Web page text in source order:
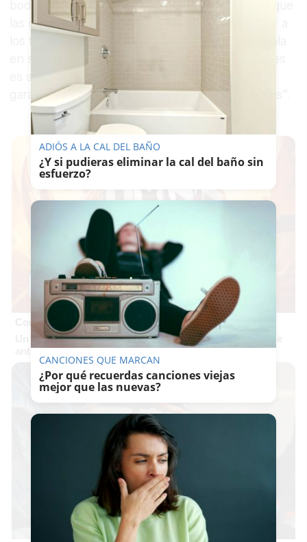
bodegas. La agrupación de electores entiende que
las instituciones de la provincia deben proteger a
los trabajadores y trabajadoras del sector vinícola
en su lucha contra la precarización laboral, "pues
garanticen la calidad artesanal de nuestros vinos".
Corepunk MMORPG
Un verdadero MMORPG de la vieja escuela ¡Cómo los de
antes, pero mejor!
ADIÓS A LA CAL DEL BAÑO
¿Y si pudieras eliminar la cal del baño sin
esfuerzo?
CANCIONES QUE MARCAN
¿Por qué recuerdas canciones viejas
mejor que las nuevas?